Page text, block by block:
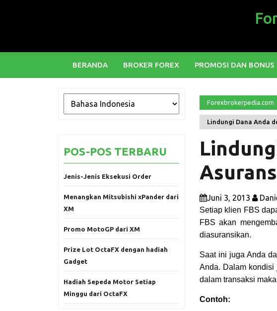
BERANDA BROKER FOREX PROMOSI DAN BONUS
POS-POS TERBARU
Jenis-Jenis Eksekusi Order
Menangkan Mitsubishi xPander dari
XM
Promo MotoGP dari XM
Prize Lot OctaFX dengan hadiah
Gadget
Hadiah Sepeda Motor Setiap
Minggu dari OctaFX
Forexbrokerpedia.com
Lindungi Dana Anda
Juni 3, 2013
Setiap klien FBS
FBS akan
diasuransikan.
Saat ini juga Anda
Anda. Dalam kondisi
dalam transaksi
Contoh: